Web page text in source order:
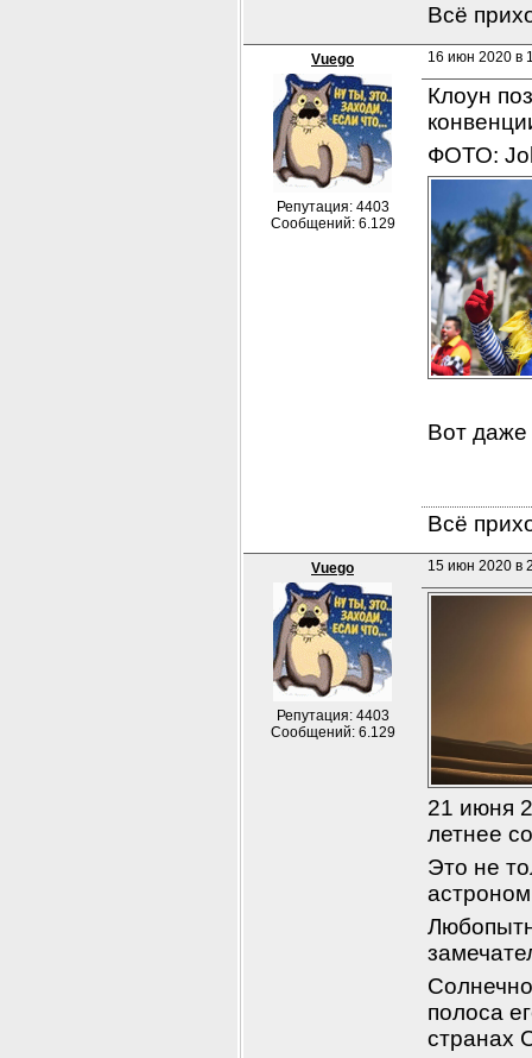
Всё
Vuego
Репутация: 4403
Сообщений: 6.129
16 июн 2020 в
Клоун
ФОТО:
Вот даже
Всё
Vuego
Репутация: 4403
Сообщений: 6.129
15 июн 2020 в
21 июня
летнее
Это не
полоса
странах